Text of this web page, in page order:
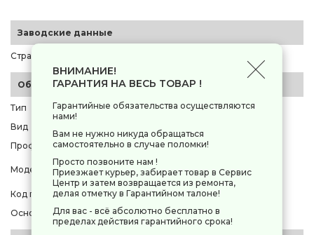
Заводские данные
Страна-производитель
Общие параметры
Тип
фен
Вид
Профессиональный фен
нет
Модель
Protect 2000 Shaver
Код производителя
[586.10/044.06 White]
Основной цвет
белый
ВНИМАНИЕ!
ГАРАНТИЯ НА ВЕСЬ ТОВАР !
Гарантийные обязательства осуществляются
нами!
Вам не нужно никуда обращаться
самостоятельно в случае поломки!
Просто позвоните нам !
Приезжает курьер, забирает товар в Сервис
Центр и затем возвращается из ремонта,
делая отметку в Гарантийном талоне!
Для вас - всё абсолютно бесплатно в
пределах действия гарантийного срока!